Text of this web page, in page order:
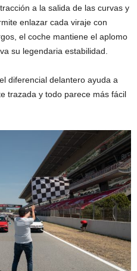
a la salida de las curvas y
enlazar cada viraje con
el coche mantiene el aplomo
su legendaria estabilidad.
diferencial delantero ayuda a
trazada y todo parece más fácil